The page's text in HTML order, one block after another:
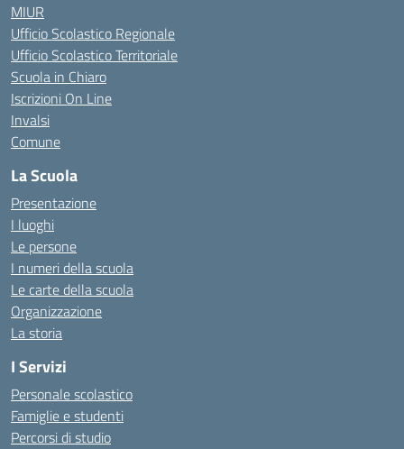
MIUR
Ufficio Scolastico Regionale
Ufficio Scolastico Territoriale
Scuola in Chiaro
Iscrizioni On Line
Invalsi
Comune
La Scuola
Presentazione
I luoghi
Le persone
I numeri della scuola
Le carte della scuola
Organizzazione
La storia
I Servizi
Personale scolastico
Famiglie e studenti
Percorsi di studio